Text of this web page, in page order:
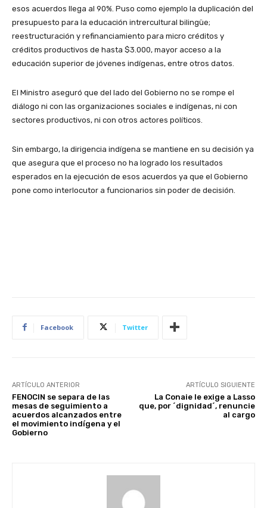
esos acuerdos llega al 90%. Puso como ejemplo la duplicación del
presupuesto para la educación intrercultural bilingüe;
reestructuración y refinanciamiento para micro créditos y
créditos productivos de hasta $3.000, mayor acceso a la
educación superior de jóvenes indígenas, entre otros datos.
El Ministro aseguró que del lado del Gobierno no se rompe el
diálogo ni con las organizaciones sociales e indígenas, ni con
sectores productivos, ni con otros actores políticos.
Sin embargo, la dirigencia indígena se mantiene en su decisión ya
que asegura que el proceso no ha logrado los resultados
esperados en la ejecución de esos acuerdos ya que el Gobierno
pone como interlocutor a funcionarios sin poder de decisión.
Facebook Twitter
ARTÍCULO ANTERIOR
FENOCIN se separa de las
mesas de seguimiento a
acuerdos alcanzados entre
el movimiento indígena y el
Gobierno
ARTÍCULO SIGUIENTE
La Conaie le exige a Lasso
que, por ´dignidad´, renuncie
al cargo